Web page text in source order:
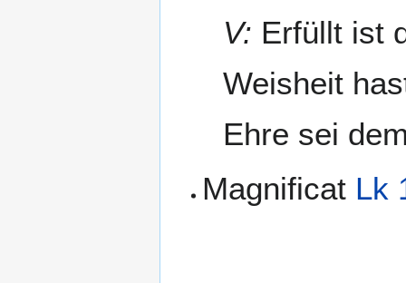
V: Erfüllt ist
Weisheit
Ehre sei
Magnificat Lk